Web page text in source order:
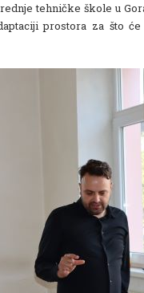
tehničke škole u
prostora za što